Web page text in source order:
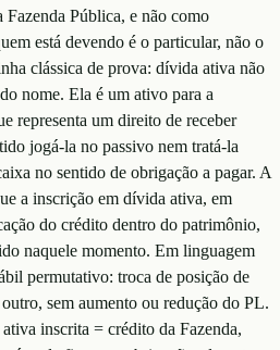
Pública, e não como
está devendo é o particular, não o
clássica de prova: dívida ativa não
nome. Ela é um ativo para a
representa um direito de receber
jogá-la no passivo nem tratá-la
no sentido de obrigação a pagar. A
a inscrição em dívida ativa, em
do crédito dentro do patrimônio,
naquele momento. Em linguagem
permutativo: troca de posição de
sem aumento ou redução do PL.
inscrita = crédito da Fazenda,